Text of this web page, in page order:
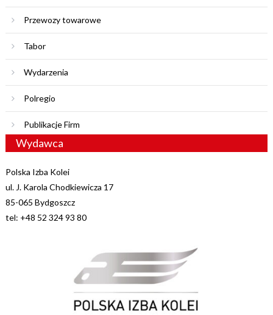
Przewozy towarowe
Tabor
Wydarzenia
Polregio
Publikacje Firm
Wydawca
Polska Izba Kolei
ul. J. Karola Chodkiewicza 17
85-065 Bydgoszcz
tel: +48 52 324 93 80